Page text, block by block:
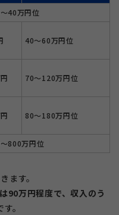
40万円位
40〜60万円位
70〜120万円位
80〜180万円位
800万円位
ます。
90万円程度で、収入のう
す。